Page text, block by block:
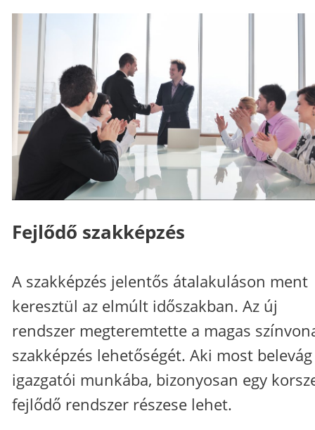
Fejlődő szakképzés
A szakképzés jelentős átalakuláson ment
keresztül az elmúlt időszakban. Az új
rendszer megteremtette a magas
szakképzés lehetőségét. Aki most belevág
igazgatói munkába, bizonyosan egy
fejlődő rendszer részese lehet.